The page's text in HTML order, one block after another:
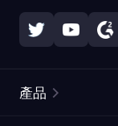
產品